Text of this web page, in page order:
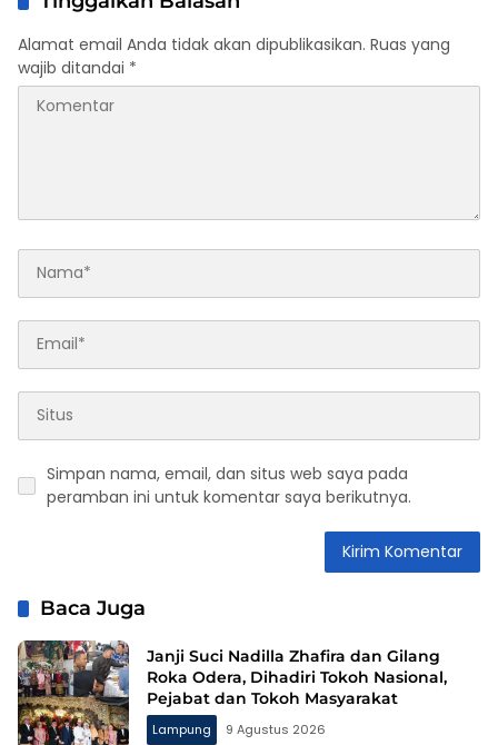
Alamat email Anda tidak akan dipublikasikan. Ruas yang
wajib ditandai *
Simpan nama, email, dan situs web saya pada
peramban ini untuk komentar saya berikutnya.
Baca Juga
Janji Suci Nadilla Zhafira dan Gilang
Roka Odera, Dihadiri Tokoh Nasional,
Pejabat dan Tokoh Masyarakat
Lampung 9 Agustus 2026